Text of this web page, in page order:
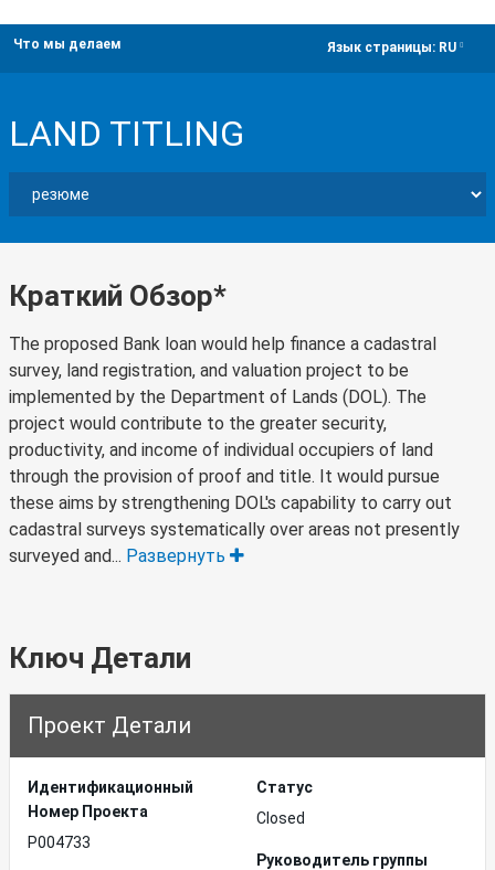
Что мы делаем Язык страницы: RU
LAND TITLING
Краткий Обзор*
The proposed Bank loan would help finance a cadastral
survey, land registration, and valuation project to be
implemented by the Department of Lands (DOL). The
project would contribute to the greater security,
productivity, and income of individual occupiers of land
through the provision of proof and title. It would pursue
these aims by strengthening DOL's capability to carry out
cadastral surveys systematically over areas not presently
surveyed and... Развернуть
Ключ Детали
Проект Детали
Идентификационный
Hомер Проекта
P004733
Статус
Closed
Руководитель группы